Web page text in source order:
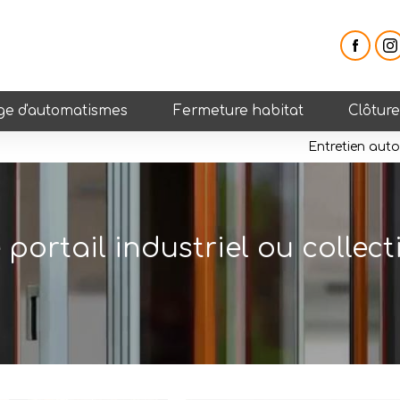
d'automatismes Fermeture habitat
Entretien
portail industriel ou